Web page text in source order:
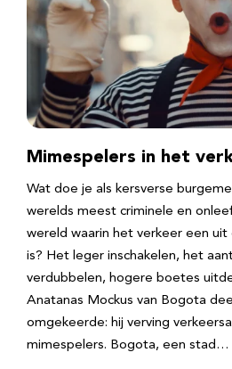
Mimespelers in het
Wat doe je als kersverse
werelds meest criminele en
wereld waarin het verkeer een uit
is? Het leger inschakelen, het
verdubbelen, hogere boetes
Anatanas Mockus van Bogota
omgekeerde: hij verving
mimespelers. Bogota, een stad…